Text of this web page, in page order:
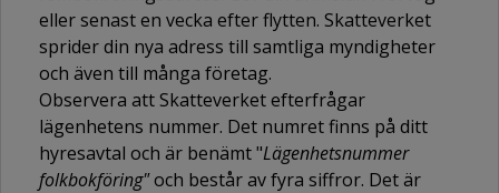
eller senast en vecka efter flytten. Skatteverket
sprider din nya adress till samtliga myndigheter
och även till många företag.
Observera att Skatteverket efterfrågar
lägenhetens nummer. Det numret finns på ditt
hyresavtal och är benämt "Lägenhetsnummer
folkbokföring"och består av fyra siffror. Det är